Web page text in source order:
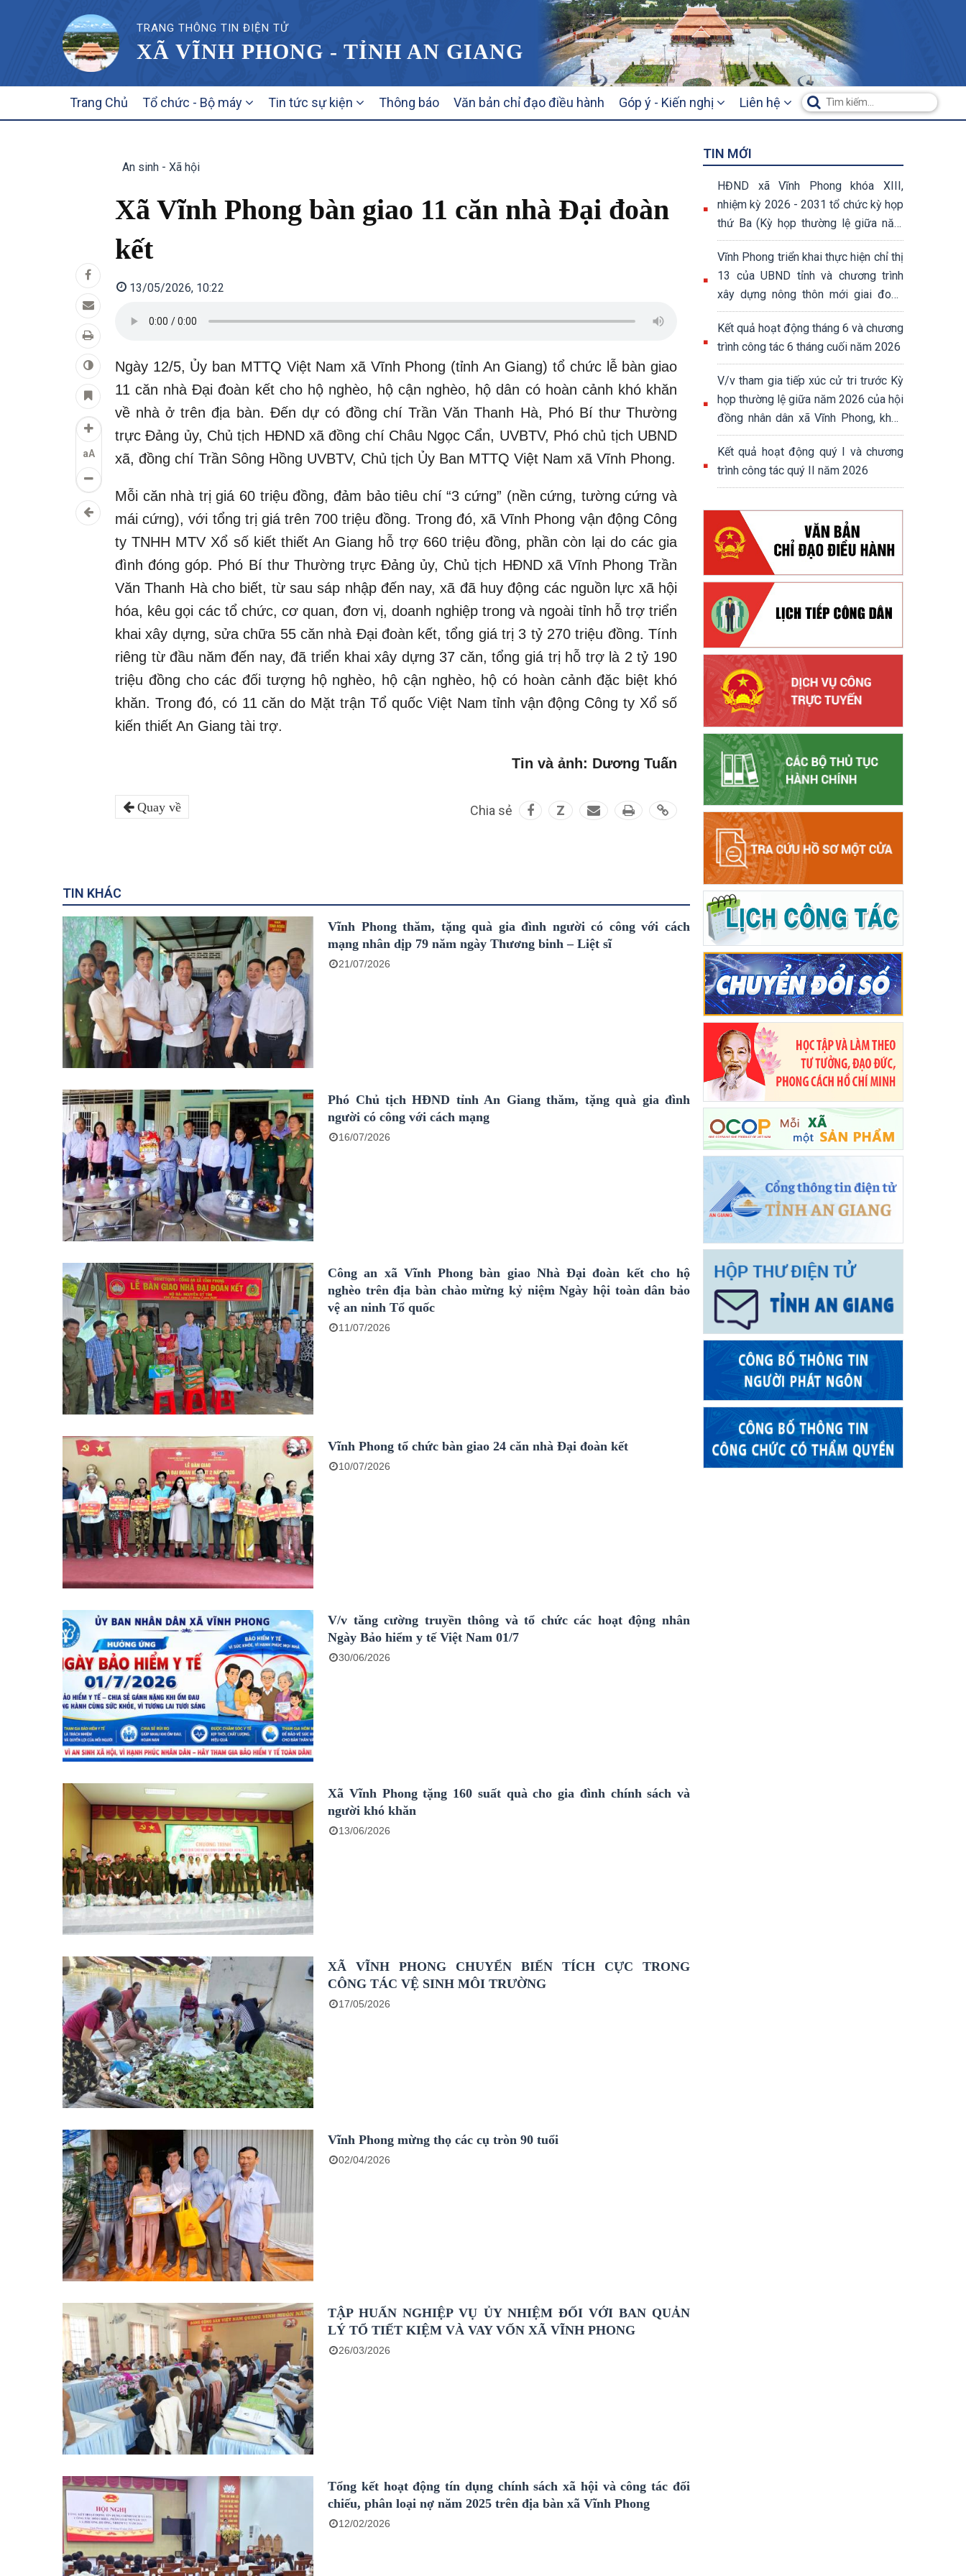
TRANG THÔNG TIN ĐIỆN TỬ
XÃ VĨNH PHONG - TỈNH AN GIANG
NAVIGATION
Trang Chủ Tổ chức - Bộ máy Tin tức sự kiện Thông báo Văn bản chỉ đạo điều hành Góp ý - Kiến nghị Liên hệ
aA
An sinh - Xã hội
Xã Vĩnh Phong bàn giao 11 căn nhà Đại đoàn
kết
13/05/2026, 10:22
Ngày 12/5, Ủy ban MTTQ Việt Nam xã Vĩnh Phong (tỉnh An Giang) tổ chức lễ bàn giao
11 căn nhà Đại đoàn kết cho hộ nghèo, hộ cận nghèo, hộ dân có hoàn cảnh khó khăn
về nhà ở trên địa bàn. Đến dự có đồng chí Trần Văn Thanh Hà, Phó Bí thư Thường
trực Đảng ủy, Chủ tịch HĐND xã đồng chí Châu Ngọc Cẩn, UVBTV, Phó chủ tịch UBND
xã, đồng chí Trần Sông Hồng UVBTV, Chủ tịch Ủy Ban MTTQ Việt Nam xã Vĩnh Phong.
Mỗi căn nhà trị giá 60 triệu đồng, đảm bảo tiêu chí “3 cứng” (nền cứng, tường cứng và
mái cứng), với tổng trị giá trên 700 triệu đồng. Trong đó, xã Vĩnh Phong vận động Công
ty TNHH MTV Xổ số kiết thiết An Giang hỗ trợ 660 triệu đồng, phần còn lại do các gia
đình đóng góp. Phó Bí thư Thường trực Đảng ủy, Chủ tịch HĐND xã Vĩnh Phong Trần
Văn Thanh Hà cho biết, từ sau sáp nhập đến nay, xã đã huy động các nguồn lực xã hội
hóa, kêu gọi các tổ chức, cơ quan, đơn vị, doanh nghiệp trong và ngoài tỉnh hỗ trợ triển
khai xây dựng, sửa chữa 55 căn nhà Đại đoàn kết, tổng giá trị 3 tỷ 270 triệu đồng. Tính
riêng từ đầu năm đến nay, đã triển khai xây dựng 37 căn, tổng giá trị hỗ trợ là 2 tỷ 190
triệu đồng cho các đối tượng hộ nghèo, hộ cận nghèo, hộ có hoàn cảnh đặc biệt khó
khăn. Trong đó, có 11 căn do Mặt trận Tổ quốc Việt Nam tỉnh vận động Công ty Xổ số
kiến thiết An Giang tài trợ.
Tin và ảnh: Dương Tuấn
Quay về Chia sẻ Z
TIN KHÁC
Vĩnh Phong thăm, tặng quà gia đình người có công với cách
mạng nhân dịp 79 năm ngày Thương binh – Liệt sĩ
21/07/2026
Phó Chủ tịch HĐND tỉnh An Giang thăm, tặng quà gia đình
người có công với cách mạng
16/07/2026
Công an xã Vĩnh Phong bàn giao Nhà Đại đoàn kết cho hộ
nghèo trên địa bàn chào mừng kỷ niệm Ngày hội toàn dân bảo
vệ an ninh Tổ quốc
11/07/2026
Vĩnh Phong tổ chức bàn giao 24 căn nhà Đại đoàn kết
10/07/2026
V/v tăng cường truyền thông và tổ chức các hoạt động nhân
Ngày Bảo hiểm y tế Việt Nam 01/7
30/06/2026
Xã Vĩnh Phong tặng 160 suất quà cho gia đình chính sách và
người khó khăn
13/06/2026
XÃ VĨNH PHONG CHUYỂN BIẾN TÍCH CỰC TRONG
CÔNG TÁC VỆ SINH MÔI TRƯỜNG
17/05/2026
Vĩnh Phong mừng thọ các cụ tròn 90 tuổi
02/04/2026
TẬP HUẤN NGHIỆP VỤ ỦY NHIỆM ĐỐI VỚI BAN QUẢN
LÝ TỔ TIẾT KIỆM VÀ VAY VỐN XÃ VĨNH PHONG
26/03/2026
Tổng kết hoạt động tín dụng chính sách xã hội và công tác đối
chiếu, phân loại nợ năm 2025 trên địa bàn xã Vĩnh Phong
12/02/2026
TIN MỚI
HĐND xã Vĩnh Phong khóa XIII,
nhiệm kỳ 2026 - 2031 tổ chức kỳ họp
thứ Ba (Kỳ họp thường lệ giữa năm
2026)
Vĩnh Phong triển khai thực hiện chỉ thị
13 của UBND tỉnh và chương trình
xây dựng nông thôn mới giai đoạn
2026 – 2030
Kết quả hoạt động tháng 6 và chương
trình công tác 6 tháng cuối năm 2026
V/v tham gia tiếp xúc cử tri trước Kỳ
họp thường lệ giữa năm 2026 của hội
đồng nhân dân xã Vĩnh Phong, khoá
XIII, nhiệm kỳ 2026-2031
Kết quả hoạt động quý I và chương
trình công tác quý II năm 2026